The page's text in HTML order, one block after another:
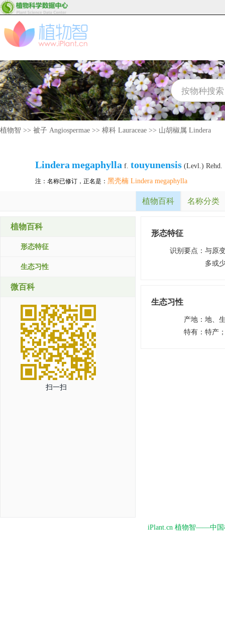
植物智 >> 被子 Angiospermae >> 樟科 Lauraceae >> 山胡椒属 Lindera
Lindera megaphylla f. touyunensis (Levl.) Rehd.
注：名称已修订，正名是： 黑壳楠 Lindera megaphylla
植物百科 名称分类
植物百科
形态特征
生态习性
微百科
扫一扫
形态特征
识别要点 ： 与原
多或
生态习性
产地 ： 地、
特有 ： 特产
iPlant.cn 植物智——中国